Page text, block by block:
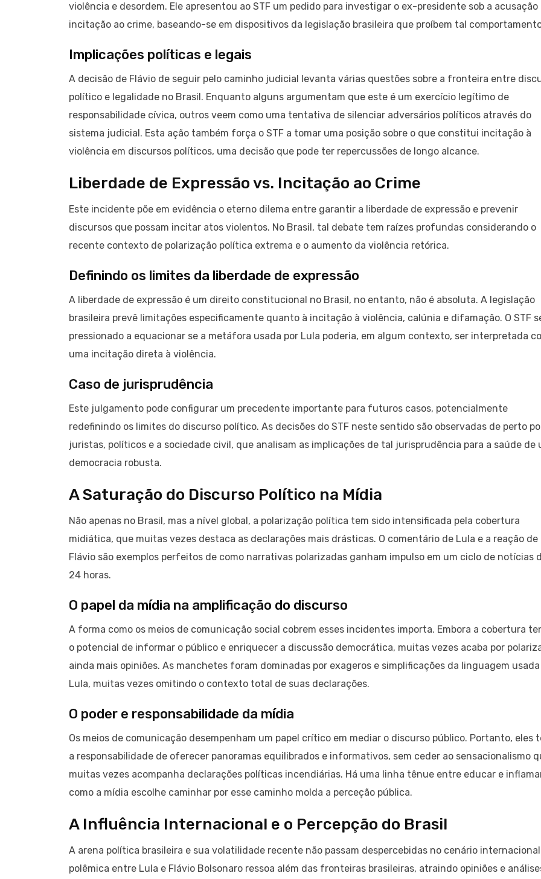
violência e desordem. Ele apresentou ao STF um pedido para investigar o ex-presidente sob a acusação
incitação ao crime, baseando-se em dispositivos da legislação brasileira que proíbem tal
Implicações políticas e legais
A decisão de Flávio de seguir pelo caminho judicial levanta várias questões sobre a fronteira entre
político e legalidade no Brasil. Enquanto alguns argumentam que este é um exercício legítimo de
responsabilidade cívica, outros veem como uma tentativa de silenciar adversários políticos através do
sistema judicial. Esta ação também força o STF a tomar uma posição sobre o que constitui incitação à
violência em discursos políticos, uma decisão que pode ter repercussões de longo alcance.
Liberdade de Expressão vs. Incitação ao Crime
Este incidente põe em evidência o eterno dilema entre garantir a liberdade de expressão e prevenir
discursos que possam incitar atos violentos. No Brasil, tal debate tem raízes profundas considerando o
recente contexto de polarização política extrema e o aumento da violência retórica.
Definindo os limites da liberdade de expressão
A liberdade de expressão é um direito constitucional no Brasil, no entanto, não é absoluta. A legislação
brasileira prevê limitações especificamente quanto à incitação à violência, calúnia e difamação. O STF
pressionado a equacionar se a metáfora usada por Lula poderia, em algum contexto, ser interpretada
uma incitação direta à violência.
Caso de jurisprudência
Este julgamento pode configurar um precedente importante para futuros casos, potencialmente
redefinindo os limites do discurso político. As decisões do STF neste sentido são observadas de perto
juristas, políticos e a sociedade civil, que analisam as implicações de tal jurisprudência para a saúde de
democracia robusta.
A Saturação do Discurso Político na Mídia
Não apenas no Brasil, mas a nível global, a polarização política tem sido intensificada pela cobertura
midiática, que muitas vezes destaca as declarações mais drásticas. O comentário de Lula e a reação de
Flávio são exemplos perfeitos de como narrativas polarizadas ganham impulso em um ciclo de notícias
24 horas.
O papel da mídia na amplificação do discurso
A forma como os meios de comunicação social cobrem esses incidentes importa. Embora a cobertura
o potencial de informar o público e enriquecer a discussão democrática, muitas vezes acaba por
ainda mais opiniões. As manchetes foram dominadas por exageros e simplificações da linguagem
Lula, muitas vezes omitindo o contexto total de suas declarações.
O poder e responsabilidade da mídia
Os meios de comunicação desempenham um papel crítico em mediar o discurso público. Portanto, eles
a responsabilidade de oferecer panoramas equilibrados e informativos, sem ceder ao sensacionalismo
muitas vezes acompanha declarações políticas incendiárias. Há uma linha tênue entre educar e
como a mídia escolhe caminhar por esse caminho molda a perceção pública.
A Influência Internacional e o Percepção do Brasil
A arena política brasileira e sua volatilidade recente não passam despercebidas no cenário
polêmica entre Lula e Flávio Bolsonaro ressoa além das fronteiras brasileiras, atraindo opiniões e